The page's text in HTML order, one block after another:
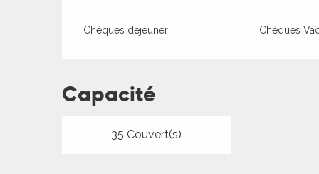
Chèques déjeuner Chèques
Capacité
35 Couvert(s)